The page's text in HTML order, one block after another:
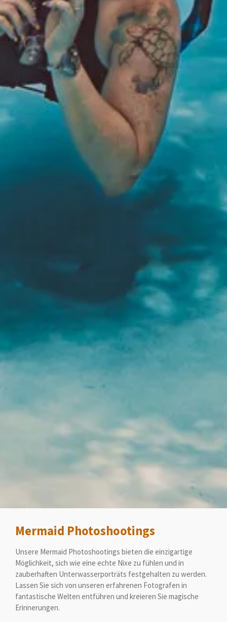
Mermaid Photoshootings
Unsere Mermaid Photoshootings bieten die einzigartige
Möglichkeit, sich wie eine echte Nixe zu fühlen und in
zauberhaften Unterwasserporträts festgehalten zu werden.
Lassen Sie sich von unseren erfahrenen Fotografen in
fantastische Welten entführen und kreieren Sie magische
Erinnerungen.